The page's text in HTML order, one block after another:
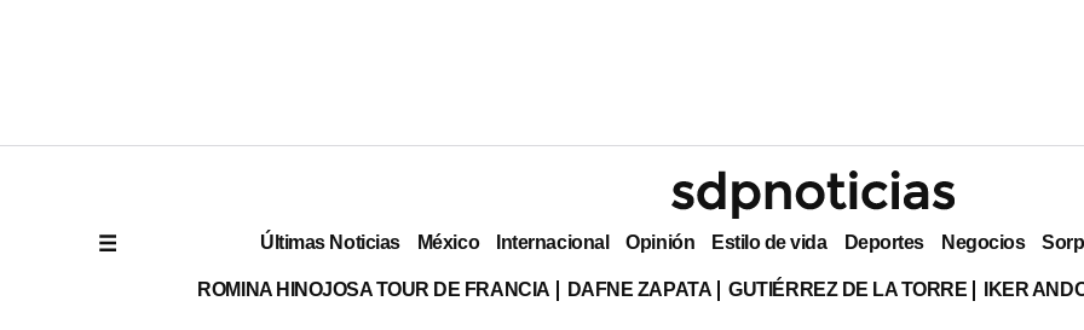
Últimas Noticias México Internacional Opinión Estilo de vida Deportes Negocios
ROMINA HINOJOSA TOUR DE FRANCIA DAFNE ZAPATA GUTIÉRREZ DE LA TORRE IKER